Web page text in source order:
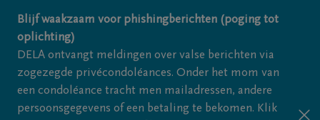
Overslaan en naar inhoud gaan
Blijf waakzaam voor phishingberichten (poging tot
oplichting)
DELA ontvangt meldingen over valse berichten via
zogezegde privécondoléances. Onder het mom van
een condoléance tracht men mailadressen, andere
persoonsgegevens of een betaling te bekomen. Klik